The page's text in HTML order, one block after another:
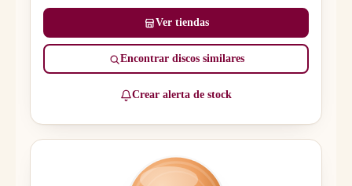
Ver tiendas
Encontrar discos similares
Crear alerta de stock